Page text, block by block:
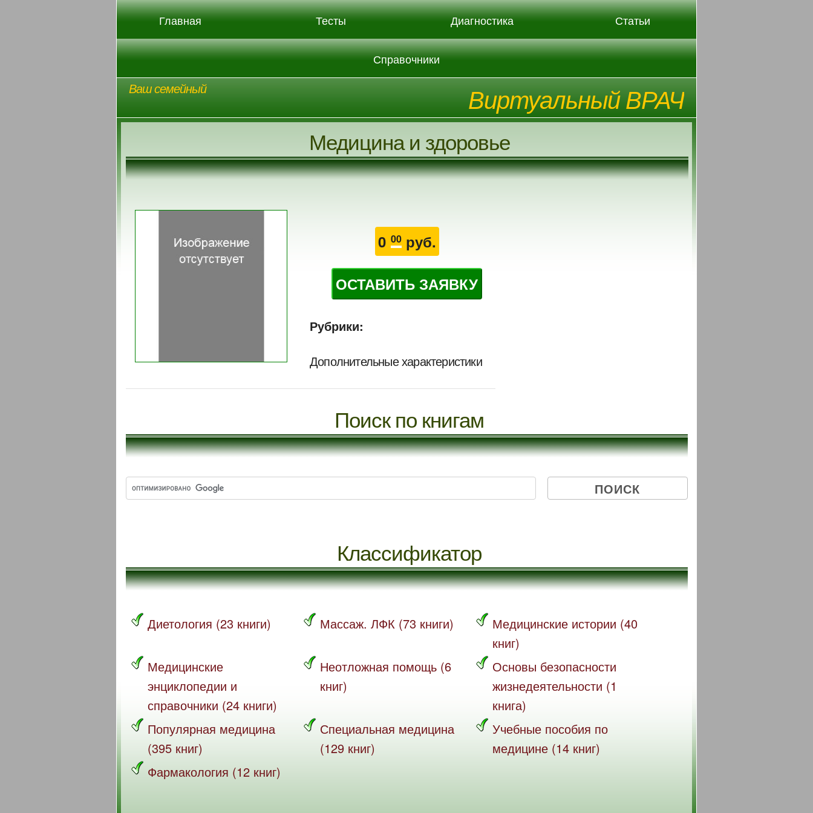
Главная Тесты Диагностика Статьи
Справочники
Ваш семейный Виртуальный ВРАЧ
Медицина и здоровье
0 00руб.
ОСТАВИТЬ ЗАЯВКУ
Рубрики:
Дополнительные характеристики
Поиск по книгам
Классификатор
Диетология (23 книги) Массаж. ЛФК (73 книги)
Медицинские истории (40
книг)
Медицинские
энциклопедии и
справочники (24 книги)
Неотложная помощь (6
книг)
Основы безопасности
жизнедеятельности (1
книга)
Популярная медицина
(395 книг)
Специальная медицина
(129 книг)
Учебные пособия по
медицине (14 книг)
Фармакология (12 книг)